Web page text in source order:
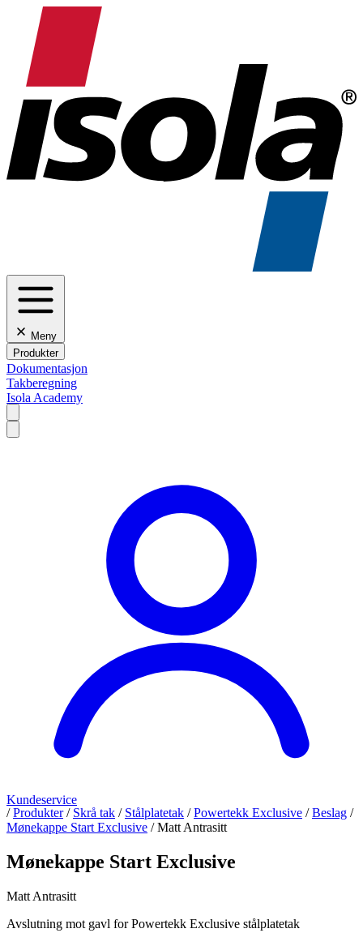
Meny
Produkter
Dokumentasjon
Takberegning
Isola Academy
Kundeservice
/ Produkter / Skrå tak / Stålplatetak / Powertekk Exclusive / Beslag /
Mønekappe Start Exclusive / Matt Antrasitt
Mønekappe Start Exclusive
Matt Antrasitt
Avslutning mot gavl for Powertekk Exclusive stålplatetak